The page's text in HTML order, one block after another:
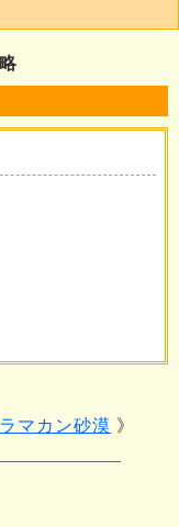
マカン砂漠